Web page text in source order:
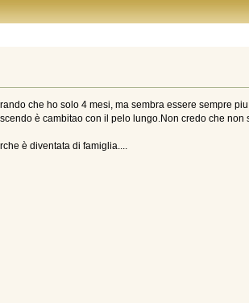
che ho solo 4 mesi, ma sembra essere sempre
è cambitao con il pelo lungo.Non credo che
è diventata di famiglia....